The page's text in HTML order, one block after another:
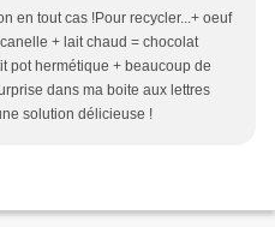
en tout cas !Pour recycler...+ oeuf
+ lait chaud = chocolat
pot hermétique + beaucoup de
dans ma boite aux lettres
solution délicieuse !